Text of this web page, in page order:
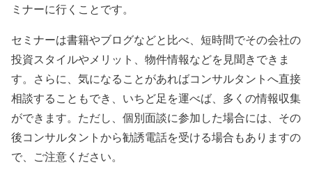
ミナーに行くことです。
セミナーは書籍やブログなどと比べ、短時間でその会社の
投資スタイルやメリット、物件情報などを見聞きできま
す。さらに、気になることがあればコンサルタントへ直接
相談することもでき、いちど足を運べば、多くの情報収集
ができます。ただし、個別面談に参加した場合には、その
後コンサルタントから勧誘電話を受ける場合もありますの
で、ご注意ください。